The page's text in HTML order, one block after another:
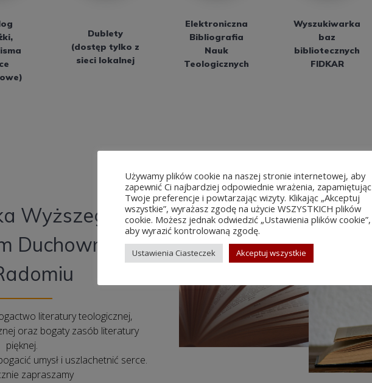
Dublety
(dostęp tylko z
sieci lokalnej
Elektroniczna
Bibliografia
Nauk
Teologicznych
Wyszukiwarka
baz
bibliotecznych
FIDKAR
Wyższego
Duchownego
literatury teologicznej,
oraz bogaty zasób literatury
pięknej.
umysł i uszlachetnić serce.
zapraszamy
Używamy plików cookie na naszej stronie internetowej, aby
zapewnić Ci najbardziej odpowiednie wrażenia, zapamiętując
Twoje preferencje i powtarzając wizyty. Klikając „Akceptuj
wszystkie”, wyrażasz zgodę na użycie WSZYSTKICH plików
cookie. Możesz jednak odwiedzić „Ustawienia plików cookie”,
aby wyrazić kontrolowaną zgodę.
Ustawienia Ciasteczek Akceptuj wszystkie